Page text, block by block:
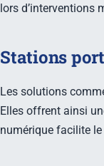
lors d’interventions
Stations
Les solutions
Elles offrent ainsi
numérique facilite